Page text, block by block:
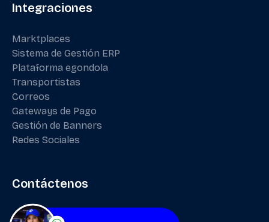
Integraciones
Marktplaces
Sistema de Gestión ERP
Plataforma egondola
Transportistas
Correos
Gateways de Pago
Gestión de Banners
Redes Sociales
Contáctenos